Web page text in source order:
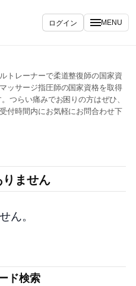
ログイン MENU
トレーナーで柔道整復師の国家資
ッサージ指圧師の国家資格を取得
つらい痛みでお困りの方はぜひ、
付時間内にお気軽にお問合わせ下
ません
ん。
ド検索